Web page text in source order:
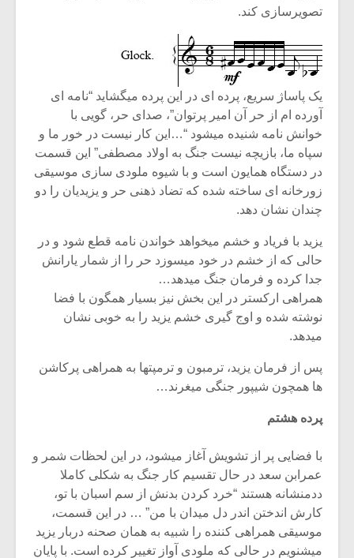
تصویرسازی کند.
یک پاساژ سریع، پرده ای در این پرده میگشاید “نامه ای
آورده ام از حر آن امیر پرتوان”، صدای حر، گویی با
خوانش نامه شنیده میشود “…این کار نیست در خور ما و
سپاه ما، بازیچه نیست جنگ به اولاد مصطفی” این قسمت
در دستگاه همایون است و با شیوه ملودی سازی موسیقی
زورخانه ای ساخته شده که تضاد ذهنی حر و یزیدیان را دو
چندان نشان دهد.
یزید با فریاد و خشم میخواهد خواندن نامه قطع شود و در
حالی که از خشم در خود میسوزد حر را از شمار یارانش
جدا کرده و فرمان جنگ میدهد…
همراهی ارکستر در این بخش نیز بسیار همگون با فضا
نوشته شده و اوج گیری خشم یزید را به خوبی نشان
میدهد.
پس از فرمان یزید، ترمبون و ترمپتها به همراهی پرکاشن
ها همچون شیپور جنگی میغرند…
پرده هشتم
با فضایی پر از تشویش آغاز میشود، در این لحظات شمر و
عمرابن سعد در حال تقسیم کار جنگ به شکلی کاملا
ددمنشانه هستند “خرد کردن بدنش از سم اسبان با تو،
کارش اندختن اندر دل میدان با من” … در این قسمت،
موسیقی همراهی کننده را شبیه به همان صحنه دربار یزید
میشنویم در حالی که ملودی آواز تغییر کرده است. با پایان
میکلوش روژا
یادداشتی بر موسیقی
متن فیلم «متری
شیش و نیم»
مشهورترین باشی،
بدنام ترین باش
دوره
موسیقی